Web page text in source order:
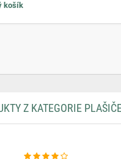
košík
Z KATEGORIE